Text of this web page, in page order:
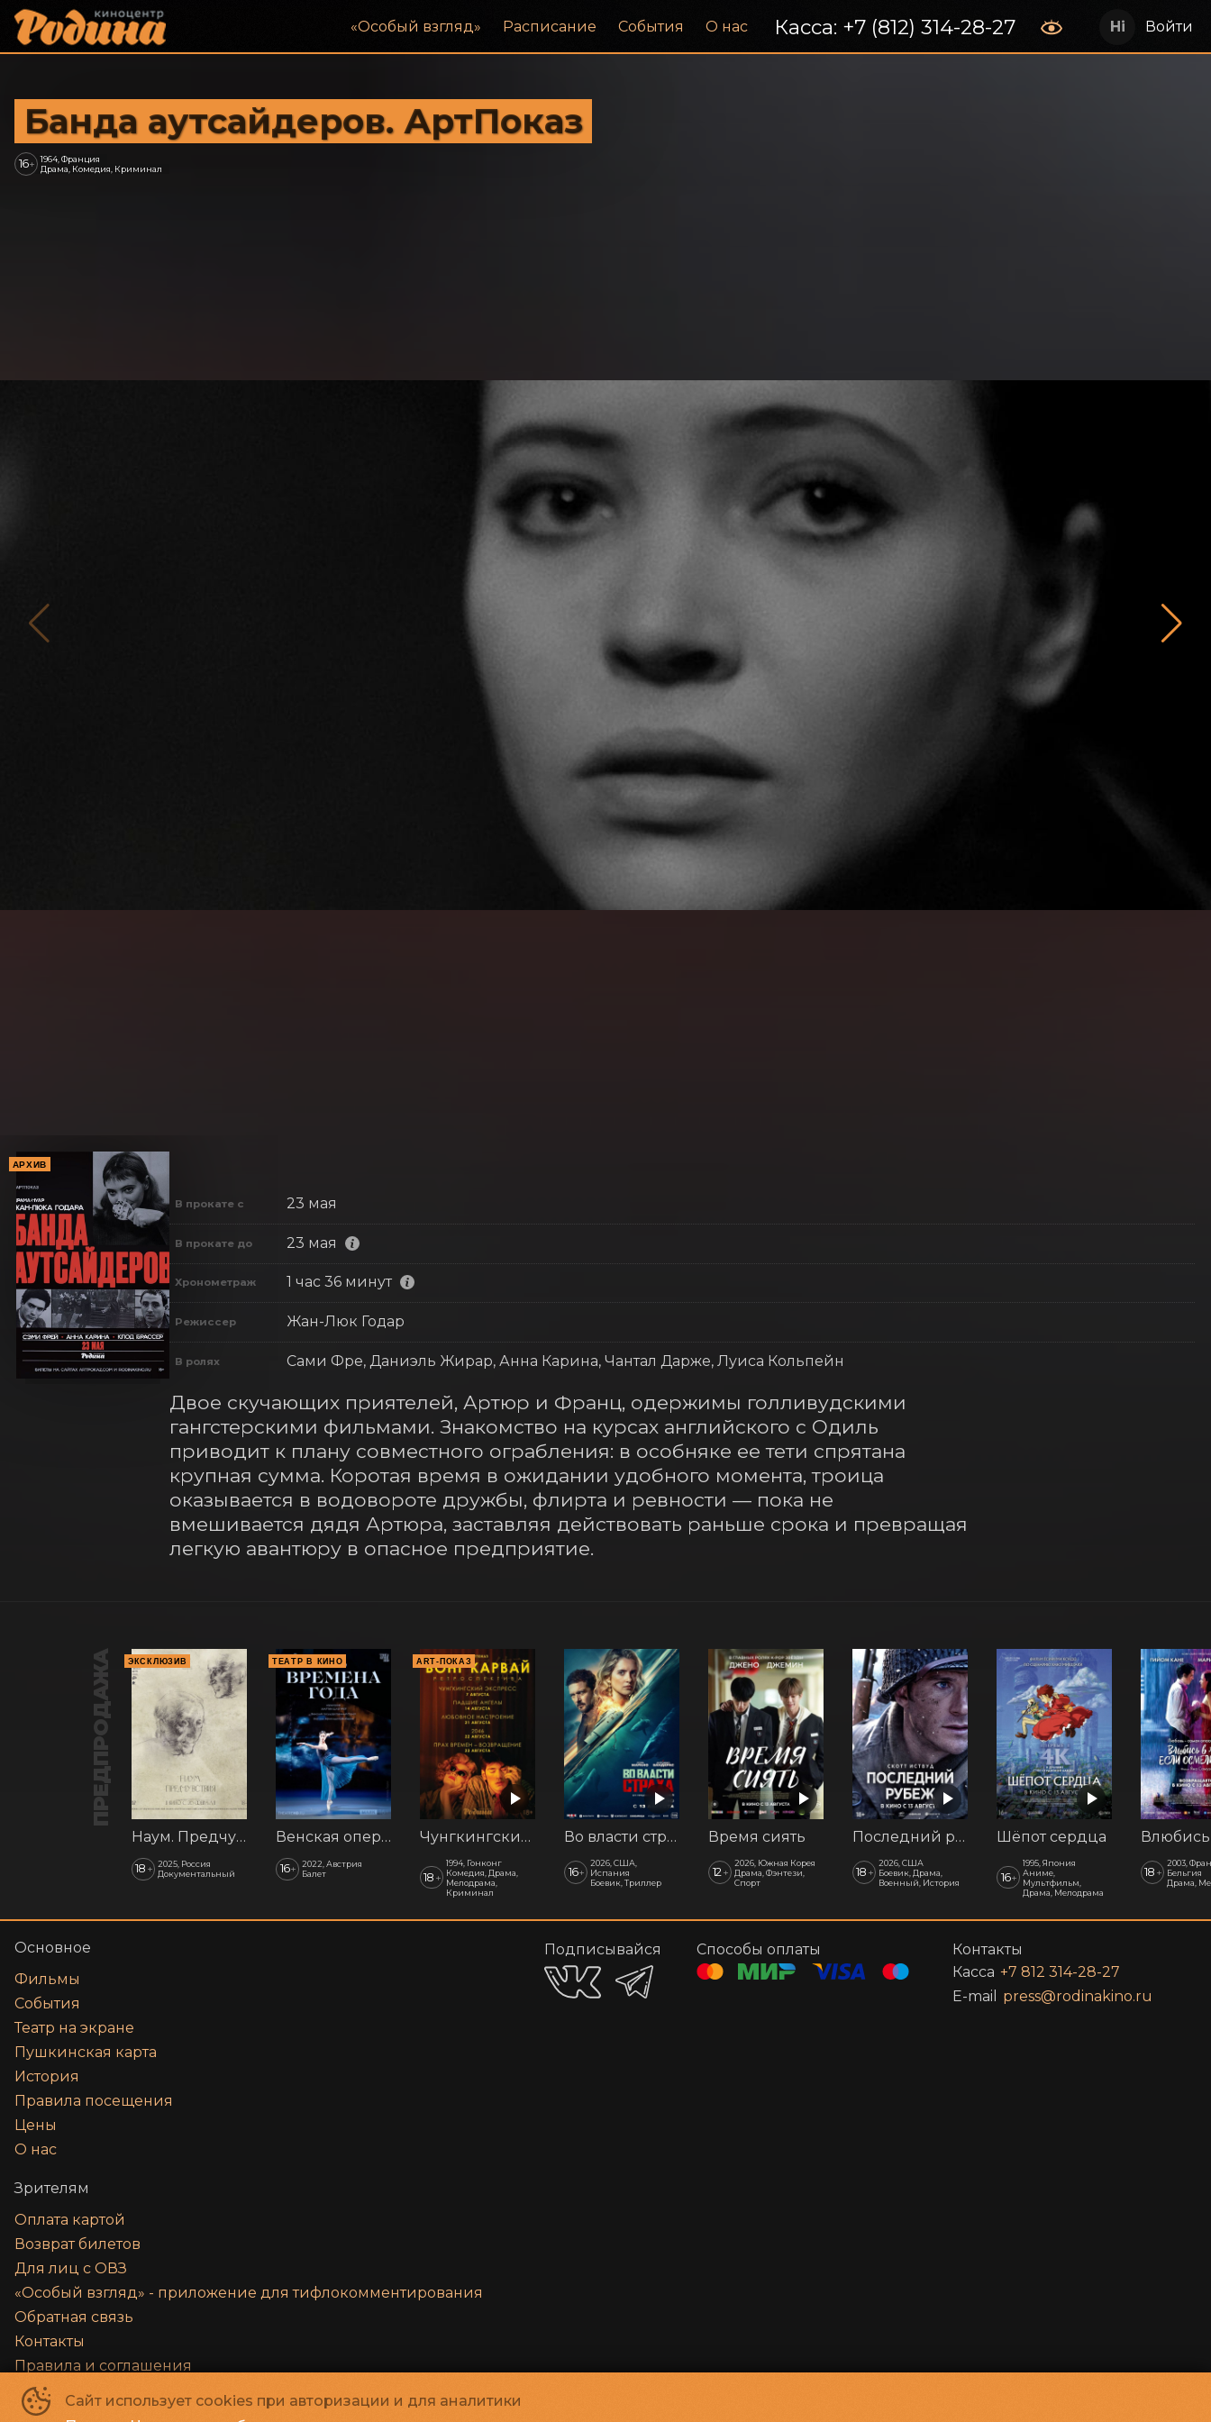
«‎Особый взгляд» Расписание События О нас Касса: +7 (812) 314-28-27 Войти
Банда аутсайдеров. АртПоказ
16+ 1964, Франция
Драма, Комедия, Криминал
АРХИВ
В прокате с 23 мая
В прокате до 23 мая
Хронометраж 1 час 36 минут
Режиссер Жан-Люк Годар
В ролях Сами Фре, Даниэль Жирар, Анна Карина, Чантал Дарже, Луиса Кольпейн
Двое скучающих приятелей, Артюр и Франц, одержимы голливудскими
гангстерскими фильмами. Знакомство на курсах английского с Одиль
приводит к плану совместного ограбления: в особняке ее тети спрятана
крупная сумма. Коротая время в ожидании удобного момента, троица
оказывается в водовороте дружбы, флирта и ревности — пока не
вмешивается дядя Артюра, заставляя действовать раньше срока и превращая
легкую авантюру в опасное предприятие.
ПРЕДПРОДАЖА ЭКСКЛЮЗИВ
Наум. Предчувствия
18 + 2025, Россия
Документальный
ТЕАТР В КИНО
Венская опера: Времена года
16+
2022, Австрия
Балет
ART-ПОКАЗ
Чунгкингский экспресс. АртПоказ
18 +
1994, Гонконг
Комедия, Драма,
Мелодрама,
Криминал
Во власти страха
16+
2026, США,
Испания
Боевик, Триллер
Время сиять
12+
2026, Южная Корея
Драма, Фэнтези,
Спорт
Последний рубеж
18 +
2026, США
Боевик, Драма,
Военный, История
Шёпот сердца
16+
1995, Япония
Аниме,
Мультфильм,
Драма, Мелодрама
18 +
2003,
Бельгия
Драма,
Сайт использует cookies при авторизации и для аналитики
Основное
Фильмы
События
Театр на экране
Пушкинская карта
История
Правила посещения
Цены
О нас
Зрителям
Оплата картой
Возврат билетов
Для лиц с ОВЗ
«‎Особый взгляд» - приложение для тифлокомментирования
Обратная связь
Контакты
Правила и соглашения
Подписывайся Способы оплаты
Контакты
Касса +7 812 314-28-27
E-mail
press@rodinakino.ru